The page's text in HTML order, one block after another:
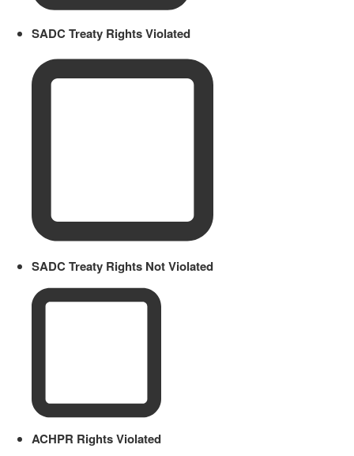
SADC Treaty Rights Violated
SADC Treaty Rights Not Violated
ACHPR Rights Violated